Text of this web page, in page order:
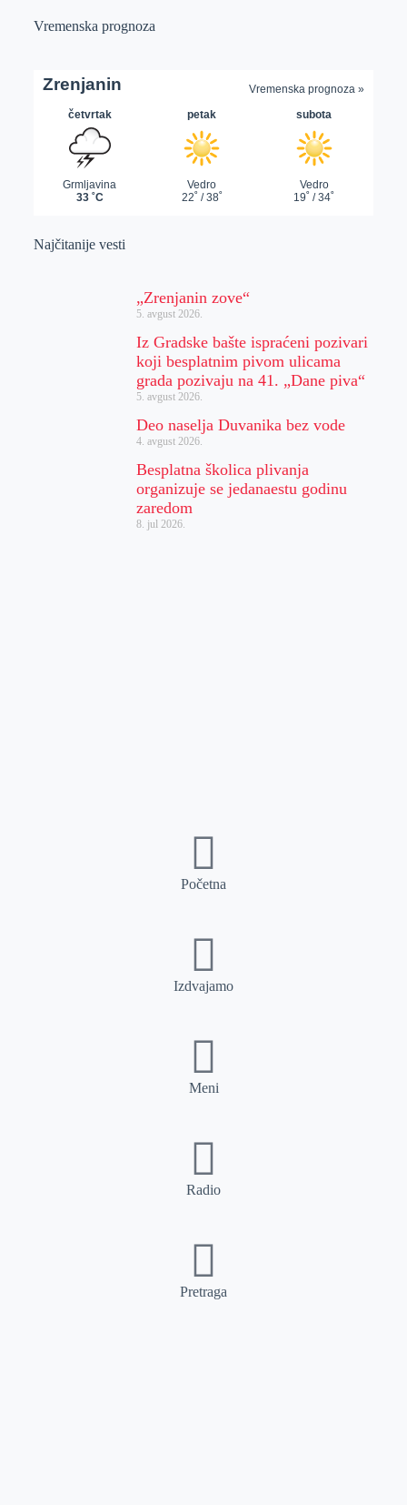
Vremenska prognoza
Najčitanije vesti
„Zrenjanin zove“
5. avgust 2026.
Iz Gradske bašte ispraćeni pozivari
koji besplatnim pivom ulicama
grada pozivaju na 41. „Dane piva“
5. avgust 2026.
Deo naselja Duvanika bez vode
4. avgust 2026.
Besplatna školica plivanja
organizuje se jedanaestu godinu
zaredom
8. jul 2026.
Početna
Izdvajamo
Meni
Radio
Pretraga